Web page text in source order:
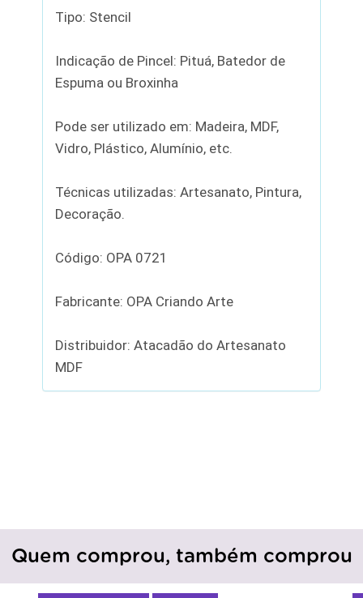
Tipo: Stencil
Indicação de Pincel: Pituá, Batedor de
Espuma ou Broxinha
Pode ser utilizado em: Madeira, MDF,
Vidro, Plástico, Alumínio, etc.
Técnicas utilizadas: Artesanato, Pintura,
Decoração.
Código: OPA 0721
Fabricante: OPA Criando Arte
Distribuidor: Atacadão do Artesanato
MDF
Quem comprou, também comprou